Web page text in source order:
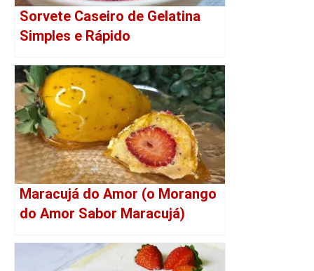
Sorvete Caseiro de Gelatina
Simples e Rápido
Maracujá do Amor (o Morango
do Amor Sabor Maracujá)